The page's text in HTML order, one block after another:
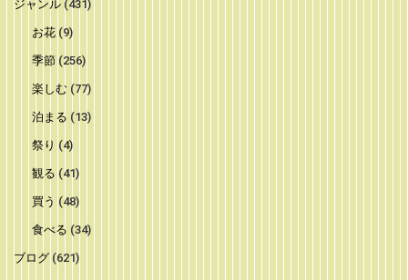
ジャンル (431)
お花(9)
季節 (256)
楽しむ (77)
泊まる (13)
祭り (4)
観る (41)
買う (48)
食べる (34)
ブログ (621)